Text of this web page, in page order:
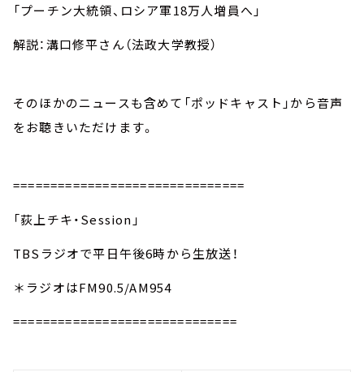
「プーチン大統領、ロシア軍18万人増員へ」
解説：溝口修平さん（法政大学教授）
そのほかのニュースも含めて「ポッドキャスト」から音声
をお聴きいただけます。
===============================
「荻上チキ・Session」
TBSラジオで平日午後6時から生放送！
＊ラジオはFM90.5/AM954
==============================